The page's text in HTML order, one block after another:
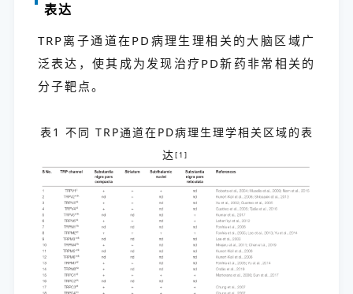
表达
TRP离子通道在PD病理生理相关的大脑区域广
泛表达，使其成为发现治疗PD新药非常相关的
分子靶点。
表1 不同 TRP通道在PD病理生理学相关区域的表
达[1]